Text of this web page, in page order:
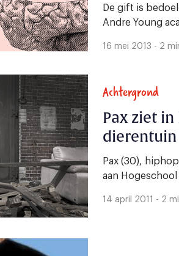
De gift is
Andre Young
16 mei 2013 - 2
Achtergrond
Pax ziet
dierentuin
Pax (30),
aan
14 april 2011 - 2